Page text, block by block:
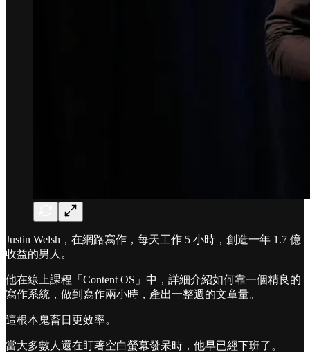
Justin Welsh，在網路寫作，每天工作 5 小時，創造一年 1.7 億
收益的男人。
他在線上課程「Content OS」中，詳細介紹如何靠一個精良的
寫作系統，做到寫作兩小時，產出一整週的文章量。
這根本鬼畜日更效率。
當大多數人還在盯著空白螢幕發呆時，他早已經下班了。